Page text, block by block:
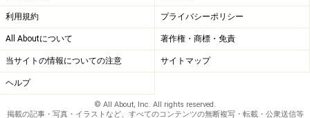
利用規約 プライバシーポリシー
All Aboutについて 著作権・商標・免責
当サイトの情報についての注意 サイトマップ
ヘルプ
© All About, Inc. All rights reserved.
掲載の記事・写真・イラストなど、すべてのコンテンツの無断複写・転載・公衆送信等